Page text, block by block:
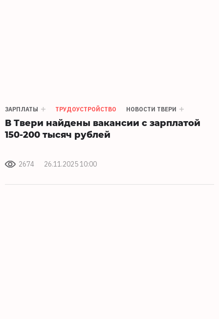
ЗАРПЛАТЫ ТРУДОУСТРОЙСТВО НОВОСТИ ТВЕРИ
В Твери найдены вакансии с зарплатой
150-200 тысяч рублей
2674 26.11.2025 10:00